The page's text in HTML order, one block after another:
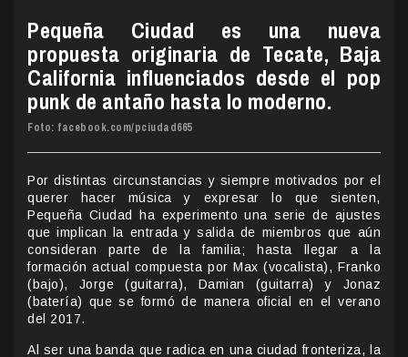
Pequeña Ciudad es una nueva
propuesta originaria de Tecate, Baja
California influenciados desde el pop
punk de antaño hasta lo moderno.
Foto: facebook.com/pciudad665
Por distintas circunstancias y siempre motivados por el
querer hacer música y expresar lo que sienten,
Pequeña Ciudad ha experimento una serie de ajustes
que implican la entrada y salida de miembros que aún
consideran parte de la familia; hasta llegar a la
formación actual compuesta por Max (vocalista), Franko
(bajo), Jorge (guitarra), Damian (guitarra) y Jonaz
(batería) que se formó de manera oficial en el verano
del 2017.
Al ser una banda que radica en una ciudad fronteriza, la